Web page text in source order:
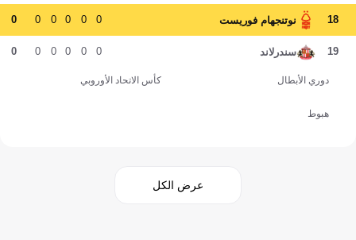
18 نوتنجهام فوريست 0
0
0
0
0
0
19 سندرلاند 0
0
0
0
0
0
دوري الأبطال كأس الاتحاد الأوروبي
هبوط
عرض الكل